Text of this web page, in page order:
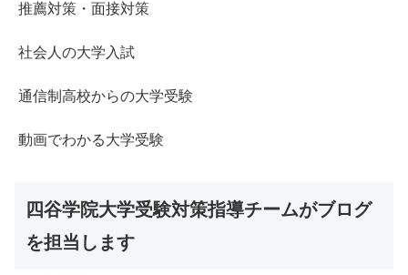
推薦対策・面接対策
社会人の大学入試
通信制高校からの大学受験
動画でわかる大学受験
四谷学院大学受験対策指導チームがブログ
を担当します